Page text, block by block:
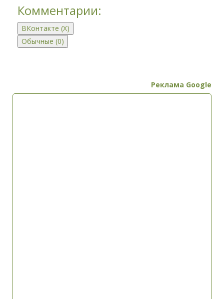
Комментарии:
ВКонтакте (X)
Обычные (0)
Добавить комментарийРеклама Google